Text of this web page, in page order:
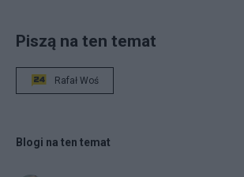
Piszą na ten temat
Rafał Woś
Blogi na ten temat